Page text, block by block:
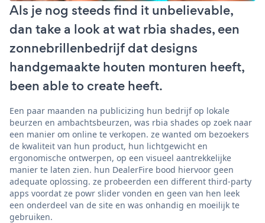
Als je nog steeds find it unbelievable,
dan take a look at wat rbia shades, een
zonnebrillenbedrijf dat designs
handgemaakte houten monturen heeft,
been able to create heeft.
Een paar maanden na publicizing hun bedrijf op lokale
beurzen en ambachtsbeurzen, was rbia shades op zoek naar
een manier om online te verkopen. ze wanted om bezoekers
de kwaliteit van hun product, hun lichtgewicht en
ergonomische ontwerpen, op een visueel aantrekkelijke
manier te laten zien. hun DealerFire bood hiervoor geen
adequate oplossing. ze probeerden een different third-party
apps voordat ze powr slider vonden en geen van hen leek
een onderdeel van de site en was onhandig en moeilijk te
gebruiken.